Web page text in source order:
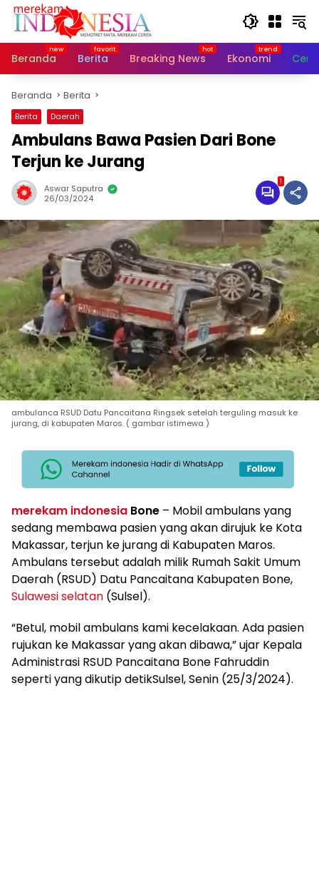
Langsung
Beranda
Berita Breaking News Ekonomi
Beranda Berita
Berita Daerah
Ambulans Bawa Pasien Dari Bone
Terjun ke Jurang
Aswar Saputra
26/03/2024
1
ambulanca RSUD Datu Pancaitana Ringsek setelah terguling masuk ke
jurang, di kabupaten Maros. ( gambar istimewa )
merekam indonesia Bone – Mobil ambulans yang
sedang membawa pasien yang akan dirujuk ke Kota
Makassar, terjun ke jurang di Kabupaten Maros.
Ambulans tersebut adalah milik Rumah Sakit Umum
Daerah (RSUD) Datu Pancaitana Kabupaten Bone,
Sulawesi selatan (Sulsel).
“Betul, mobil ambulans kami kecelakaan. Ada pasien
rujukan ke Makassar yang akan dibawa,” ujar Kepala
Administrasi RSUD Pancaitana Bone Fahruddin
seperti yang dikutip detikSulsel, Senin (25/3/2024).